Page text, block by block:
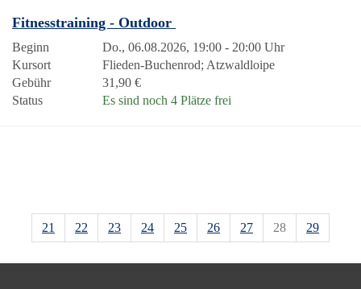
Fitnesstraining - Outdoor
Beginn
Do., 06.08.2026, 19:00 - 20:00 Uhr
Kursort
Flieden-Buchenrod; Atzwaldloipe
Gebühr
31,90 €
Status
Es sind noch 4 Plätze frei
21 22 23 24 25 26 27 28 29